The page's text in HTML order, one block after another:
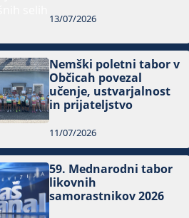
13/07/2026
Nemški poletni tabor v
Občicah povezal
učenje, ustvarjalnost
in prijateljstvo
11/07/2026
59. Mednarodni tabor
likovnih
samorastnikov 2026